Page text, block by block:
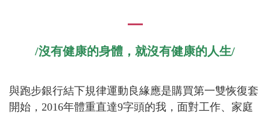
/沒有健康的身體，就沒有健康的人生/
與跑步銀行結下規律運動良緣應是購買第一雙恢復套
開始，2016年體重直達9字頭的我，面對工作、家庭